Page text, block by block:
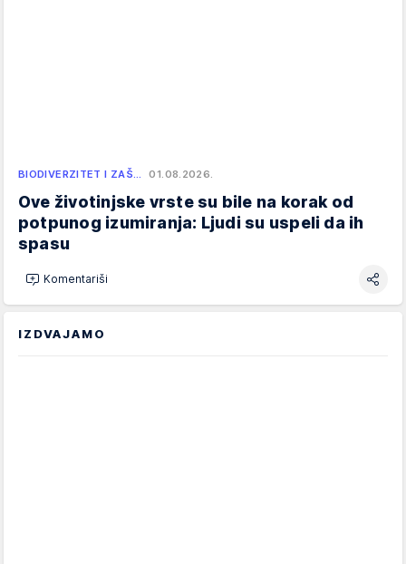
BIODIVERZITET I ZAŠ… 01.08.2026.
Ove životinjske vrste su bile na korak od
potpunog izumiranja: Ljudi su uspeli da ih
spasu
Komentariši
IZDVAJAMO